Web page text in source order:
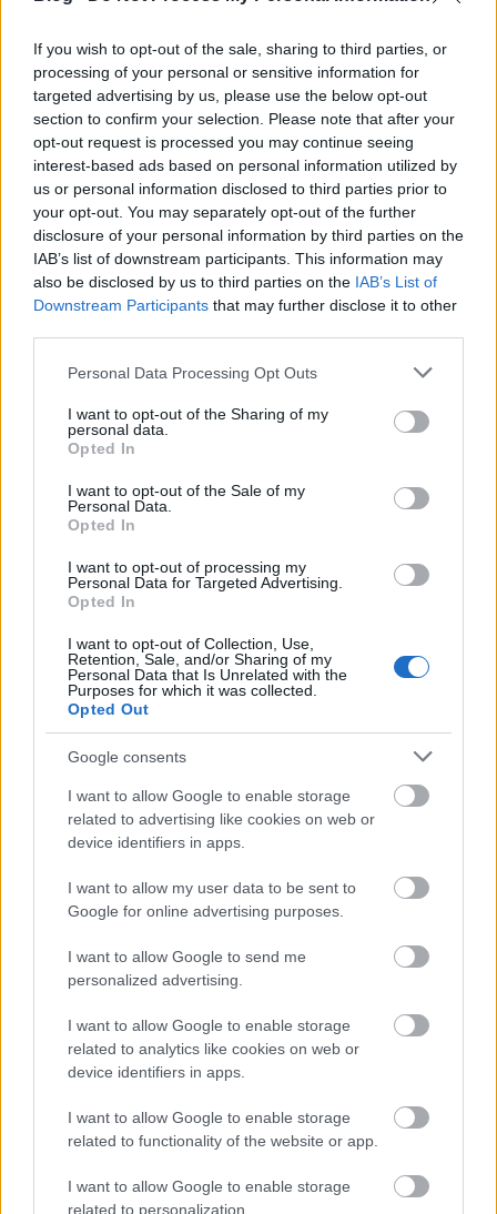
If you wish to opt-out of the sale, sharing to third parties, or
processing of your personal or sensitive information for
targeted advertising by us, please use the below opt-out
section to confirm your selection. Please note that after your
opt-out request is processed you may continue seeing
interest-based ads based on personal information utilized by
us or personal information disclosed to third parties prior to
your opt-out. You may separately opt-out of the further
disclosure of your personal information by third parties on the
IAB’s list of downstream participants. This information may
also be disclosed by us to third parties on the IAB’s List of
Downstream Participants that may further disclose it to other
Please note that this website/app uses one or more Google
not limited to your visit or usage behaviour. You may click to
grant or deny consent to Google and its third-party tags to
use your data for below specified purposes in below Google
consent section.
Personal Data Processing Opt Outs
I want to opt-out of the Sharing of my
personal data.
Opted In
I want to opt-out of the Sale of my
Personal Data.
Opted In
I want to opt-out of processing my
Personal Data for Targeted Advertising.
Opted In
I want to opt-out of Collection, Use,
Retention, Sale, and/or Sharing of my
Personal Data that Is Unrelated with the
Purposes for which it was collected.
Opted Out
Google consents
I want to allow Google to enable storage
related to advertising like cookies on web or
device identifiers in apps.
I want to allow my user data to be sent to
Google for online advertising purposes.
I want to allow Google to send me
personalized advertising.
I want to allow Google to enable storage
related to analytics like cookies on web or
device identifiers in apps.
I want to allow Google to enable storage
related to functionality of the website or app.
I want to allow Google to enable storage
related to personalization.
Osztálypolitika és identitáspolitika
Holokausztfilm-e a Saul fia?
A világ 13. legmenőbb dolga lett az
Airbnb miatt kiszorulni az albérletünkből
10 mínusz 2 pont a párizsi merényletről
Szólj hozzá!
A hozzászóláshoz be kell lépned!
VAGY
maxval, a gondolkodni igyekvő birca
12 éve
Ha van nyugdíjplafon, akkor ez csak úgy lehet, hogy
járulékplafon is van. De ez mire jó?
Mitzimackó
12 éve
@maxval, a gondolkodni igyekvő birca
: jól hangzó